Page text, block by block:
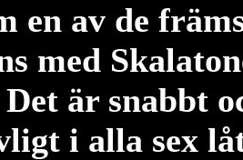
en av de
med
är snabbt
i alla sex